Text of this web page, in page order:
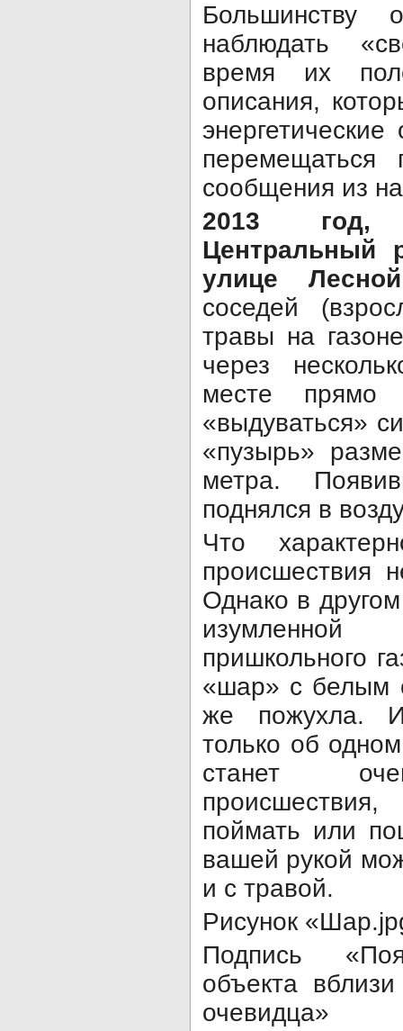
Большинству
наблюдать
время их
описания,
сообщения из
2013 год,
Центральный
улице Лесной
соседей
травы на
через
месте прямо
«выдуваться»
«пузырь»
метра.
поднялся в
Что
происшествия
Однако в
пришкольного
«шар» с белым
же пожухла. И
только об
станет
поймать или
вашей рукой
и с травой.
Рисунок
Подпись
объекта
очевидца»